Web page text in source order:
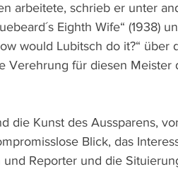
arbeitete, schrieb er unter
Eighth Wife“ (1938)
would Lubitsch do it?“ über
Verehrung für diesen Meister
die Kunst des Aussparens,
Blick, das
Reporter und die